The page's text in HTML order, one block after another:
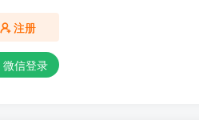
注册
微信登录